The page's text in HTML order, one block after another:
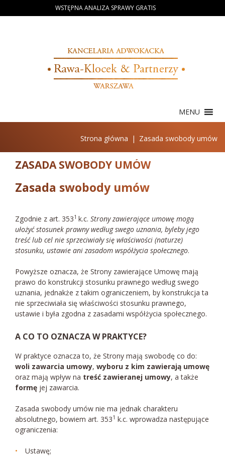
to
WSTĘPNA ANALIZA SPRAWY GRATIS
MENU
Strona główna | Zasada swobody umów
ZASADA SWOBODY UMÓW
Zasada swobody umów
Zgodnie z art. 3531 k.c. Strony zawierające umowę mogą
ułożyć stosunek prawny według swego uznania, byleby jego
treść lub cel nie sprzeciwiały się właściwości (naturze)
stosunku, ustawie ani zasadom współżycia społecznego.
Powyższe oznacza, że Strony zawierające Umowę mają
prawo do konstrukcji stosunku prawnego według swego
uznania, jednakże z takim ograniczeniem, by konstrukcja ta
nie sprzeciwiała się właściwości stosunku prawnego,
ustawie i była zgodna z zasadami współżycia społecznego.
A CO TO OZNACZA W PRAKTYCE?
W praktyce oznacza to, że Strony mają swobodę co do:
woli zawarcia umowy, wyboru z kim zawierają umowę
oraz mają wpływ na treść zawieranej umowy, a także
formę jej zawarcia.
Zasada swobody umów nie ma jednak charakteru
absolutnego, bowiem art. 3531 k.c. wprowadza następujące
ograniczenia:
Ustawę;